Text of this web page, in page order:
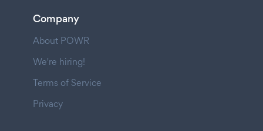
Company
About POWR
We're hiring!
Terms of Service
Privacy